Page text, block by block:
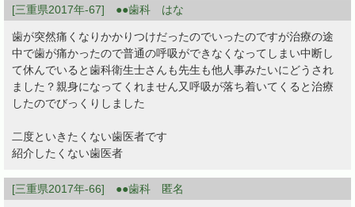
[三重県2017年-67] ●●歯科 はな
歯が突然痛くなりかかりつけだったのでいったのですが治療の途
中で歯が痛かったので普通の呼吸ができなくなってしまい中断し
て休んでいると歯科衛生士さんも先生も他人事みたいにどうされ
ました？親身になってくれません又呼吸が落ち着いてくると治療
したのでびっくりしました
二度といきたくない歯医者です
紹介したくない歯医者
[三重県2017年-66] ●●歯科 匿名